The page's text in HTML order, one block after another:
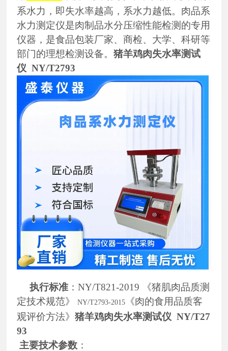
系水力，即失水率越高，系水力越低。 肉品系
水力测定仪是肉制品水分压缩性能检测的专用
仪器 ， 是食品包装厂家、商检、大学、科研等
部门的理想检测设备。猪羊鸡肉失水率测试
仪 NY/T2793
执行标准 ：NY/T821-2019 《猪肌肉品质测
定技术规范》 NY/T2793-2015 《肉的食用品质客
观评价方法》猪羊鸡肉失水率测试仪 NY/T27
93
主要技术参数 ：